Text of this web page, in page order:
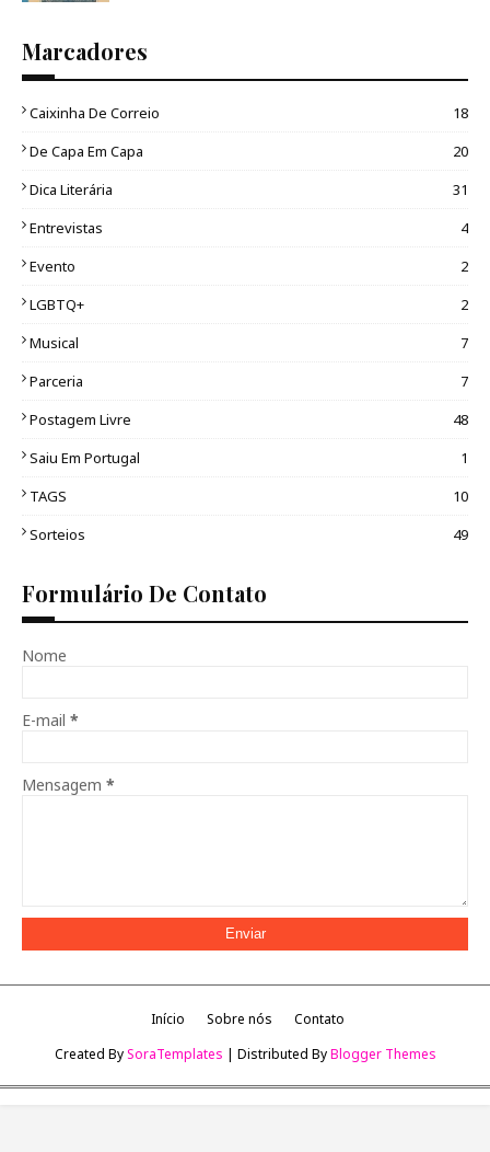
Marcadores
Caixinha De Correio
18
De Capa Em Capa
20
Dica Literária
31
Entrevistas
4
Evento
2
LGBTQ+
2
Musical
7
Parceria
7
Postagem Livre
48
Saiu Em Portugal
1
TAGS
10
Sorteios
49
Formulário De Contato
Nome
E-mail *
Mensagem *
Início Sobre nós
Contato
Created BySoraTemplates | Distributed ByBlogger Themes